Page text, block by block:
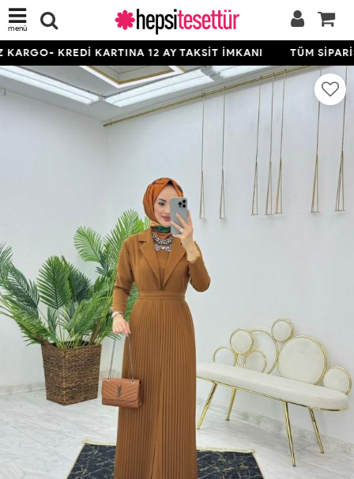
menü
KREDİ KARTINA 12 AY TAKSİT İMKANI TÜM